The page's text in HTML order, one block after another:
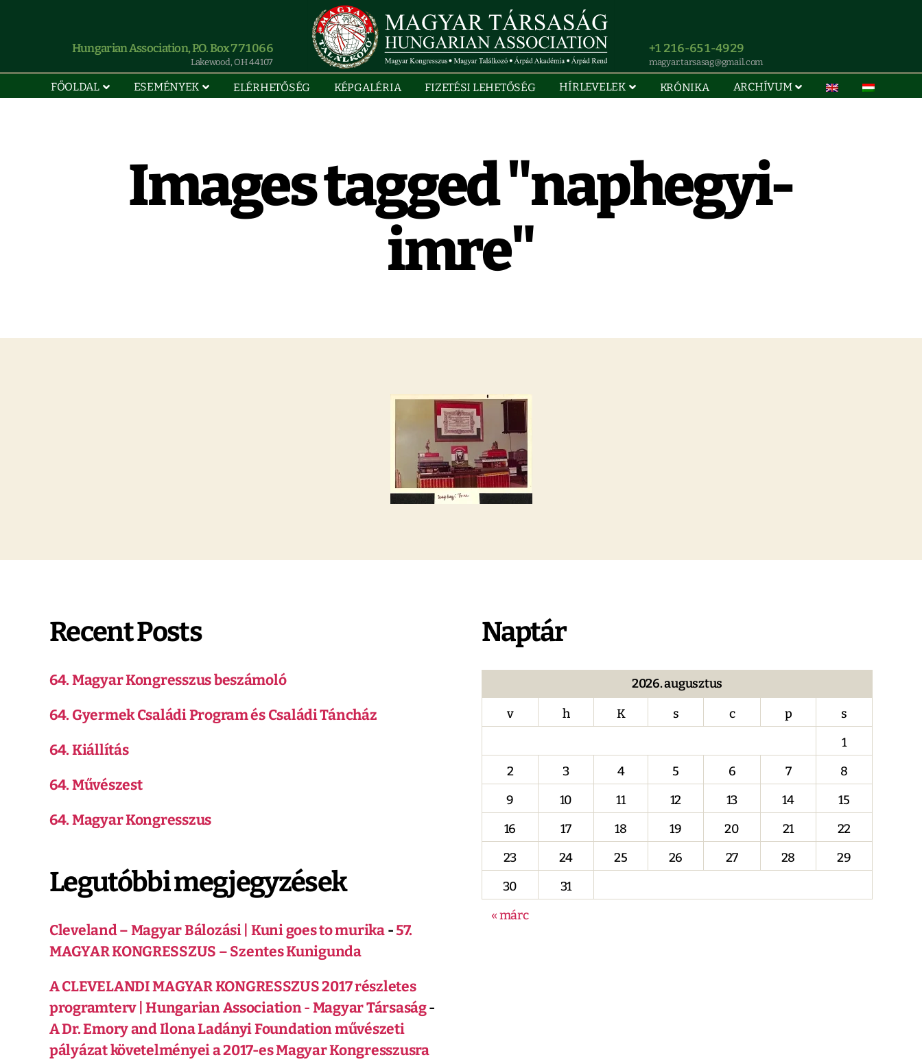
Hungarian Association, P.O. Box 771066
Lakewood, OH 44107
+1 216-651-4929
magyar.tarsasag@gmail.com
FŐOLDAL ESEMÉNYEK ELÉRHETŐSÉG KÉPGALÉRIA FIZETÉSI LEHETŐSÉG HÍRLEVELEK KRÓNIKA ARCHÍVUM
Images tagged "naphegyi-
imre"
Recent Posts
64. Magyar Kongresszus beszámoló
64. Gyermek Családi Program és Családi Táncház
64. Kiállítás
64. Művészest
64. Magyar Kongresszus
Legutóbbi megjegyzések
Cleveland – Magyar Bálozási | Kuni goes to murika-57.
MAGYAR KONGRESSZUS – Szentes Kunigunda
A CLEVELANDI MAGYAR KONGRESSZUS 2017 részletes
programterv | Hungarian Association - Magyar Társaság-
A Dr. Emory and Ilona Ladányi Foundation művészeti
pályázat követelményei a 2017-es Magyar Kongresszusra
Naptár
2026. augusztus
v
h K s c p
s
1
2
3 4 5 6 7
8
9
10 11 12 13 14
15
16
17 18 19 20 21
22
23
24 25 26 27 28
29
30
31
« márc